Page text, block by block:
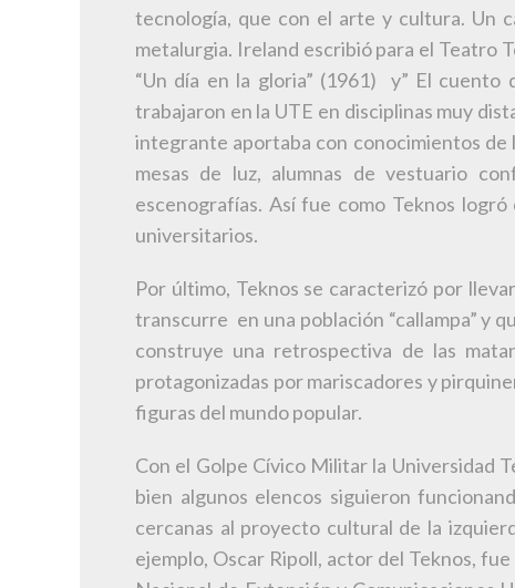
tecnología, que con el arte y cultura. Un
metalurgia. Ireland escribió para el Teatro
“Un día en la gloria” (1961) y” El
trabajaron en la UTE en disciplinas muy
integrante aportaba con conocimientos de
mesas de luz, alumnas de vestuario
escenografías. Así fue como Teknos
universitarios.
Por último, Teknos se caracterizó por
transcurre en una población “callampa” y
construye una retrospectiva de las
protagonizadas por mariscadores y
figuras del mundo popular.
Con el Golpe Cívico Militar la Universidad
bien algunos elencos siguieron
cercanas al proyecto cultural de la
ejemplo, Oscar Ripoll, actor del Teknos,